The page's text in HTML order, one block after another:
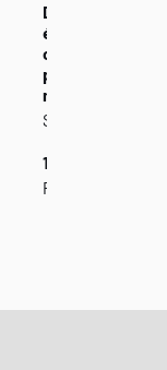
Démarche
édition :
clinique.
physique.
médicale.
Santé -
170,00 $ -
Papier et PDF